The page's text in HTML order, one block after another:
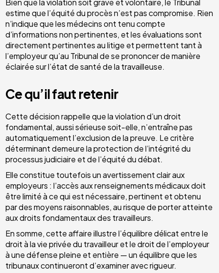
estime que l’équité du procès n’est pas compromise. Rien
n’indique que les médecins ont tenu compte
d’informations non pertinentes, et les évaluations sont
directement pertinentes au litige et permettent tant à
l’employeur qu’au Tribunal de se prononcer de manière
éclairée sur l’état de santé de la travailleuse.
Ce qu’il faut retenir
Cette décision rappelle que la violation d’un droit
fondamental, aussi sérieuse soit-elle, n’entraîne pas
automatiquement l’exclusion de la preuve. Le critère
déterminant demeure la protection de l’intégrité du
processus judiciaire et de l’équité du débat.
Elle constitue toutefois un avertissement clair aux
employeurs : l’accès aux renseignements médicaux doit
être limité à ce qui est nécessaire, pertinent et obtenu
par des moyens raisonnables, au risque de porter atteinte
aux droits fondamentaux des travailleurs.
En somme, cette affaire illustre l’équilibre délicat entre le
droit à la vie privée du travailleur et le droit de l’employeur
à une défense pleine et entière — un équilibre que les
tribunaux continueront d’examiner avec rigueur.